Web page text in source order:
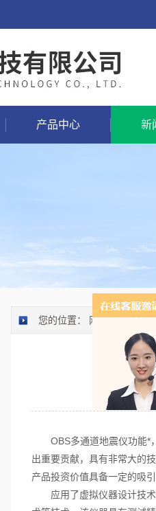
产品中心 新
您的位置： 网站首页>新
OBS多通道地震仪功能*，
出重要贡献，具有非常大的
产品投资价值具备一定的吸
应用了虚拟仪器设计技术